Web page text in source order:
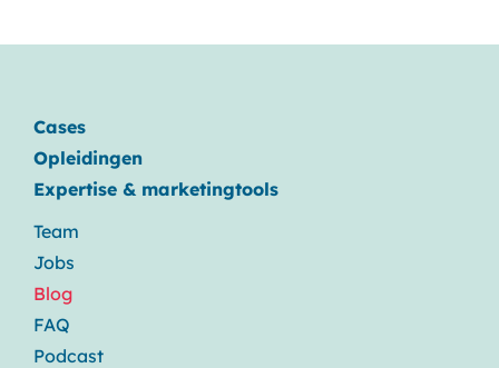
Cases
Opleidingen
Expertise & marketingtools
Team
Jobs
Blog
FAQ
Podcast